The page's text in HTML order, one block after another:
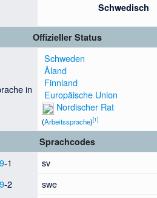
Schwedisch
Offizieller Status
in
Schweden
Åland
Finnland
Europäische Union
Nordischer Rat
(Arbeitssprache)[1]
Sprachcodes
-1
sv
-2
swe